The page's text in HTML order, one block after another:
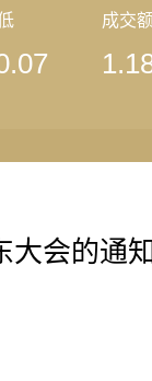
成交
大会的通知